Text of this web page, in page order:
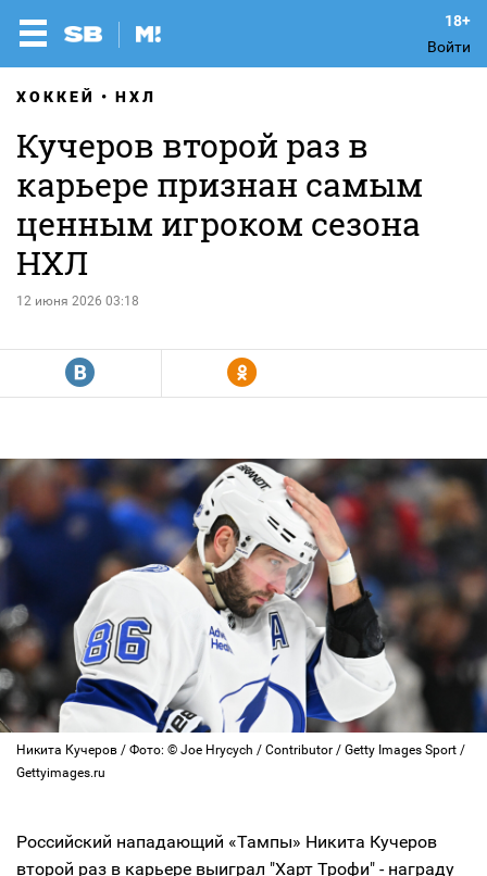
Войти
ХОККЕЙ НХЛ
Кучеров второй раз в
карьере признан самым
ценным игроком сезона
НХЛ
12 июня 2026 03:18
R Y
Никита Кучеров / Фото: © Joe Hrycych / Contributor / Getty Images Sport /
Gettyimages.ru
Российский нападающий «Тампы» Никита Кучеров
второй раз в карьере выиграл "Харт Трофи" - награду